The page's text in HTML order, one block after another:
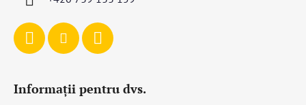
Informații pentru dvs.